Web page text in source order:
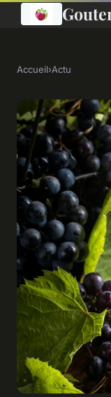
Accueil›Actu